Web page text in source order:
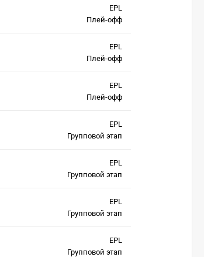
EPL
Плей-офф
EPL
Плей-офф
EPL
Плей-офф
EPL
Групповой этап
EPL
Групповой этап
EPL
Групповой этап
EPL
Групповой этап